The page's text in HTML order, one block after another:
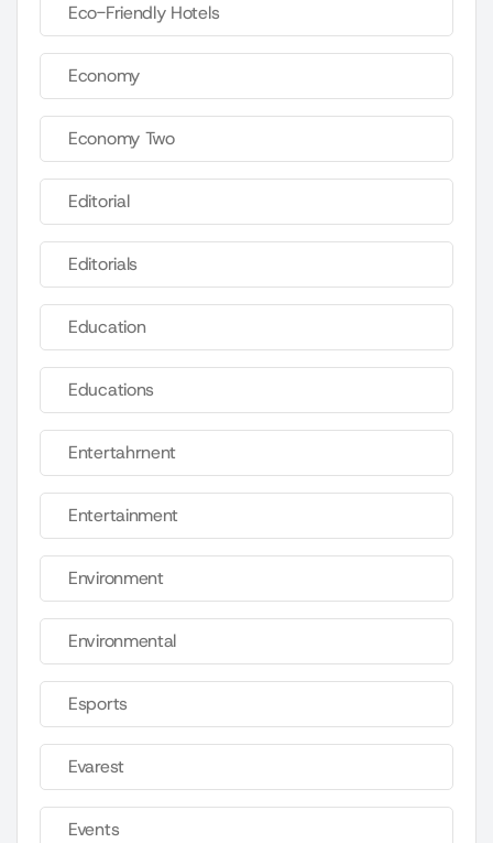
Eco-Friendly Hotels
Economy
Economy Two
Editorial
Editorials
Education
Educations
Entertahrnent
Entertainment
Environment
Environmental
Esports
Evarest
Events